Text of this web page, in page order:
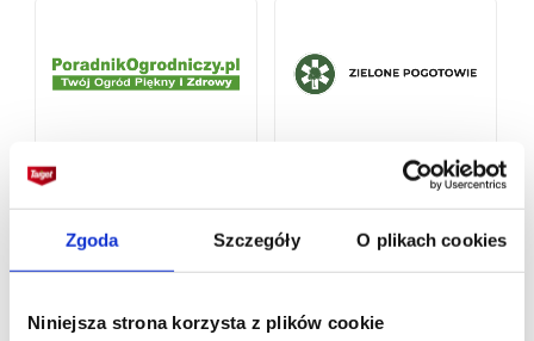
Zgoda Szczegóły O plikach cookies
Niniejsza strona korzysta z plików cookie